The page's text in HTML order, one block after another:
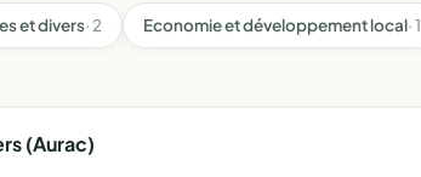
et divers· 2 Economie et développement local· 1
(Aurac)